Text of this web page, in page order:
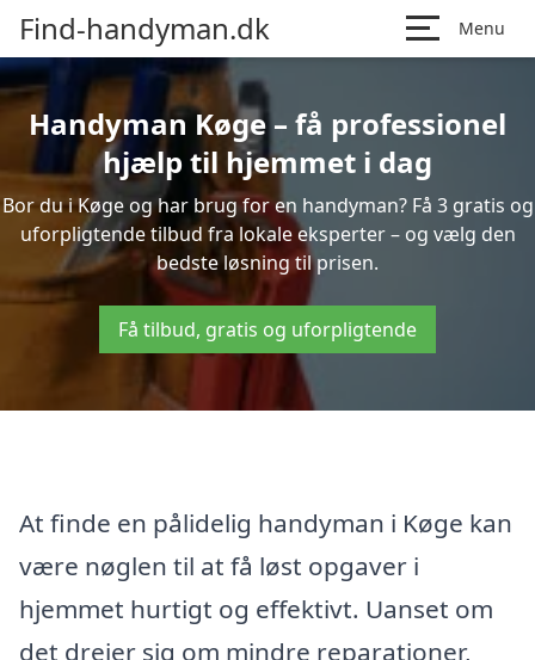
Find-handyman.dk Menu
Handyman Køge – få professionel
hjælp til hjemmet i dag
Bor du i Køge og har brug for en handyman? Få 3 gratis og
uforpligtende tilbud fra lokale eksperter – og vælg den
bedste løsning til prisen.
Få tilbud, gratis og uforpligtende
At finde en pålidelig handyman i Køge kan
være nøglen til at få løst opgaver i
hjemmet hurtigt og effektivt. Uanset om
det drejer sig om mindre reparationer,